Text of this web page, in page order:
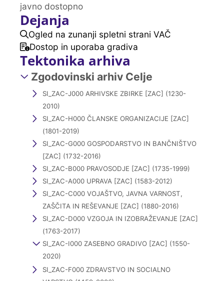
javno dostopno
Dejanja
Ogled na zunanji spletni strani VAČ
Dostop in uporaba gradiva
Tektonika arhiva
Zgodovinski arhiv Celje
SI_ZAC-J000 ARHIVSKE ZBIRKE [ZAC] (1230-
2010)
SI_ZAC-H000 ČLANSKE ORGANIZACIJE [ZAC]
(1801-2019)
SI_ZAC-G000 GOSPODARSTVO IN BANČNIŠTVO
[ZAC] (1732-2016)
SI_ZAC-B000 PRAVOSODJE [ZAC] (1735-1999)
SI_ZAC-A000 UPRAVA [ZAC] (1583-2012)
SI_ZAC-C000 VOJAŠTVO, JAVNA VARNOST,
ZAŠČITA IN REŠEVANJE [ZAC] (1880-2016)
SI_ZAC-D000 VZGOJA IN IZOBRAŽEVANJE [ZAC]
(1763-2017)
SI_ZAC-I000 ZASEBNO GRADIVO [ZAC] (1550-
2020)
SI_ZAC-F000 ZDRAVSTVO IN SOCIALNO